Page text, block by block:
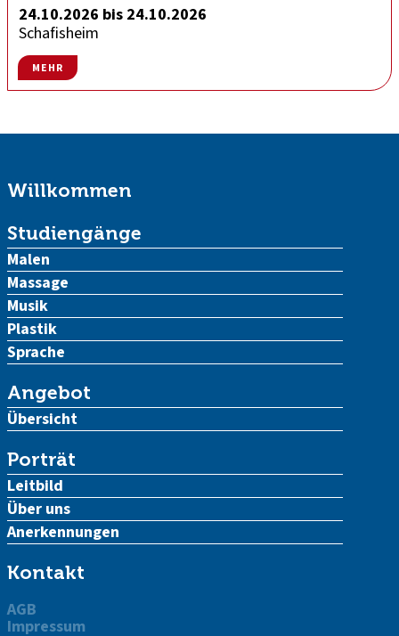
24.10.2026 bis 24.10.2026
Schafisheim
MEHR
Willkommen
Studiengänge
Malen
Massage
Musik
Plastik
Sprache
Angebot
Übersicht
Porträt
Leitbild
Über uns
Anerkennungen
Kontakt
AGB
Impressum